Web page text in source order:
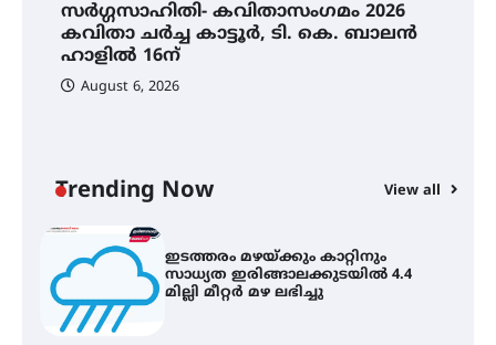
സർഗ്ഗസാഹിതി- കവിതാസംഗമം 2026
കവിതാ ചർച്ച കാട്ടൂർ, ടി. കെ. ബാലൻ
ഹാളിൽ 16ന്
August 6, 2026
Trending Now View all
സർഗ്ഗസാഹിതി- കവിതാസംഗമം
2026 കവിതാ ചർച്ച കാട്ടൂർ, ടി. കെ.
ബാലൻ ഹാളിൽ 16ന്
ഐ.ഐ.ടി മദ്രാസ്സിൽ നിന്നും
ഡോക്ടറേറ്റ് – ഇരിങ്ങാലക്കുട
സ്വദേശി ആതിര എം കെ യുടെ
നേട്ടം പ്രതിസന്ധികളോട് പൊരുതി